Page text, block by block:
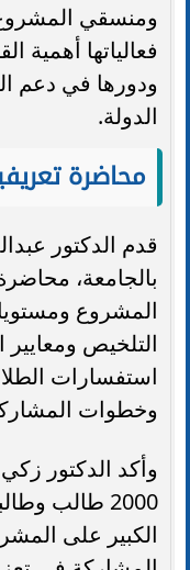
ومنسقي
فعالياتها أهمية
ودورها في دعم
الدولة.
محاضرة
قدم الدكتور
بالجامعة،
المشروع
التلخيص ومعايير
استفسارات
وخطوات
وأكد الدكتور
2000 طالب
الكبير على